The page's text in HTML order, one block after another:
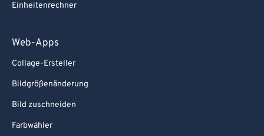
Einheitenrechner
Web-Apps
Collage-Ersteller
Bildgrößenänderung
Bild zuschneiden
Farbwähler